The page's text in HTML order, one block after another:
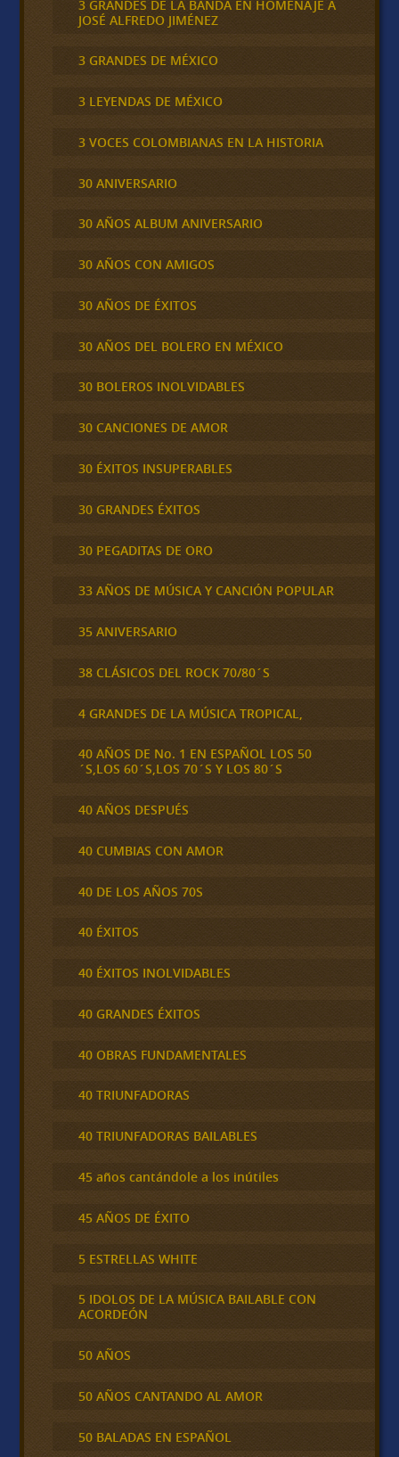
3 GRANDES DE LA BANDA EN HOMENAJE A
JOSÉ ALFREDO JIMÉNEZ
3 GRANDES DE MÉXICO
3 LEYENDAS DE MÉXICO
3 VOCES COLOMBIANAS EN LA HISTORIA
30 ANIVERSARIO
30 AÑOS ALBUM ANIVERSARIO
30 AÑOS CON AMIGOS
30 AÑOS DE ÉXITOS
30 AÑOS DEL BOLERO EN MÉXICO
30 BOLEROS INOLVIDABLES
30 CANCIONES DE AMOR
30 ÉXITOS INSUPERABLES
30 GRANDES ÉXITOS
30 PEGADITAS DE ORO
33 AÑOS DE MÚSICA Y CANCIÓN POPULAR
35 ANIVERSARIO
38 CLÁSICOS DEL ROCK 70/80´S
4 GRANDES DE LA MÚSICA TROPICAL,
40 AÑOS DE No. 1 EN ESPAÑOL LOS 50
´S,LOS 60´S,LOS 70´S Y LOS 80´S
40 AÑOS DESPUÉS
40 CUMBIAS CON AMOR
40 DE LOS AÑOS 70S
40 ÉXITOS
40 ÉXITOS INOLVIDABLES
40 GRANDES ÉXITOS
40 OBRAS FUNDAMENTALES
40 TRIUNFADORAS
40 TRIUNFADORAS BAILABLES
45 años cantándole a los inútiles
45 AÑOS DE ÉXITO
5 ESTRELLAS WHITE
5 IDOLOS DE LA MÚSICA BAILABLE CON
ACORDEÓN
50 AÑOS
50 AÑOS CANTANDO AL AMOR
50 BALADAS EN ESPAÑOL